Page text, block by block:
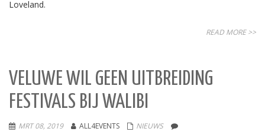
Loveland.
READ MORE >>
VELUWE WIL GEEN UITBREIDING
FESTIVALS BIJ WALIBI
MRT 08, 2019 ALL4EVENTS NIEUWS